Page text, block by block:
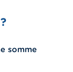
somme